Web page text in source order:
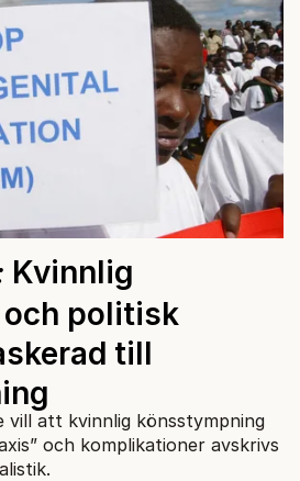
Kvinnlig
politisk
till
vill att kvinnlig könsstympning
och komplikationer avskrivs